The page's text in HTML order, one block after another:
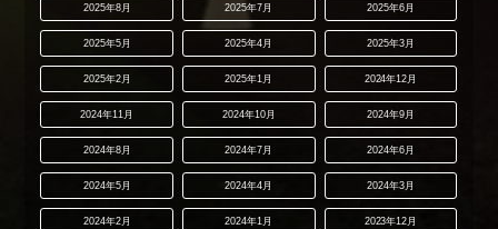
2025年8月 2025年7月 2025年6月
2025年5月 2025年4月 2025年3月
2025年2月 2025年1月 2024年12月
2024年11月 2024年10月 2024年9月
2024年8月 2024年7月 2024年6月
2024年5月 2024年4月 2024年3月
2024年2月 2024年1月 2023年12月